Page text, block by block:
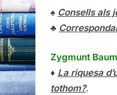
♠ Consells als
♣
Zygmunt
♦ La riquesa
tothom?.